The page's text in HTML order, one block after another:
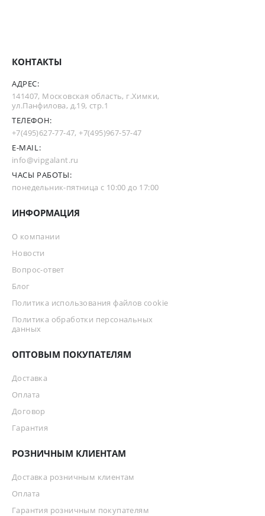
КОНТАКТЫ
АДРЕС:
141407, Московская область, г.Химки,
ул.Панфилова, д.19, стр.1
ТЕЛЕФОН:
+7(495)627-77-47,+7(495)967-57-47
E-MAIL:
info@vipgalant.ru
ЧАСЫ РАБОТЫ:
понедельник-пятница с 10:00 до 17:00
ИНФОРМАЦИЯ
О компании
Новости
Вопрос-ответ
Блог
Политика использования файлов cookie
Политика обработки персональных
данных
ОПТОВЫМ ПОКУПАТЕЛЯМ
Доставка
Оплата
Договор
Гарантия
РОЗНИЧНЫМ КЛИЕНТАМ
Доставка розничным клиентам
Оплата
Гарантия розничным покупателям